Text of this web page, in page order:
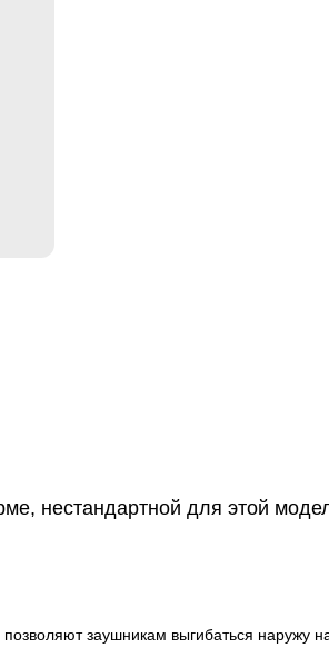
нестандартной для этой
заушникам выгибаться наружу